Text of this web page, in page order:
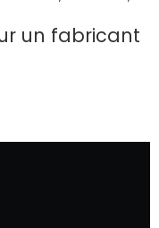
un fabricant